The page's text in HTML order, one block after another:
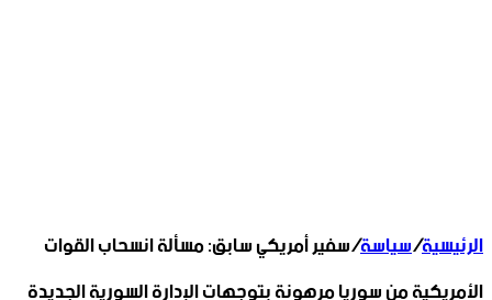
الرئيسية/سياسة/سفير أمريكي سابق: مسألة انسحاب القوات